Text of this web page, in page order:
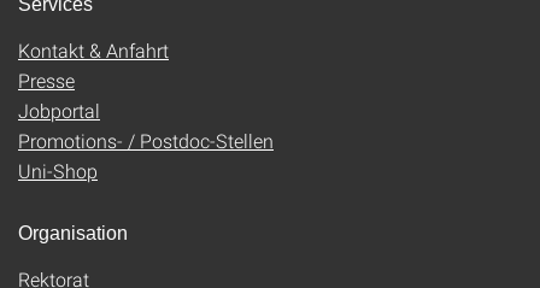
Services
Kontakt & Anfahrt
Presse
Jobportal
Promotions- / Postdoc-Stellen
Uni-Shop
Organisation
Rektorat